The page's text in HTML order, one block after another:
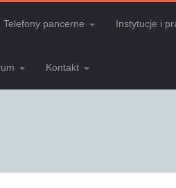
Telefony pancerne Instytucje i
Kontakt